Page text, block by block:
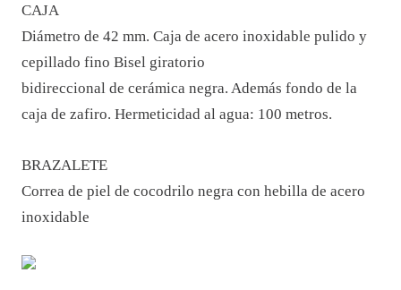
CAJA
Diámetro de 42 mm. Caja de acero inoxidable pulido y
cepillado fino Bisel giratorio
bidireccional de cerámica negra. Además fondo de la
caja de zafiro. Hermeticidad al agua: 100 metros.
BRAZALETE
Correa de piel de cocodrilo negra con hebilla de acero
inoxidable